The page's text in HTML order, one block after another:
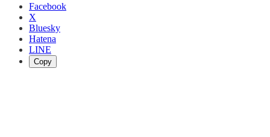
Facebook
X
Bluesky
Hatena
LINE
Copy